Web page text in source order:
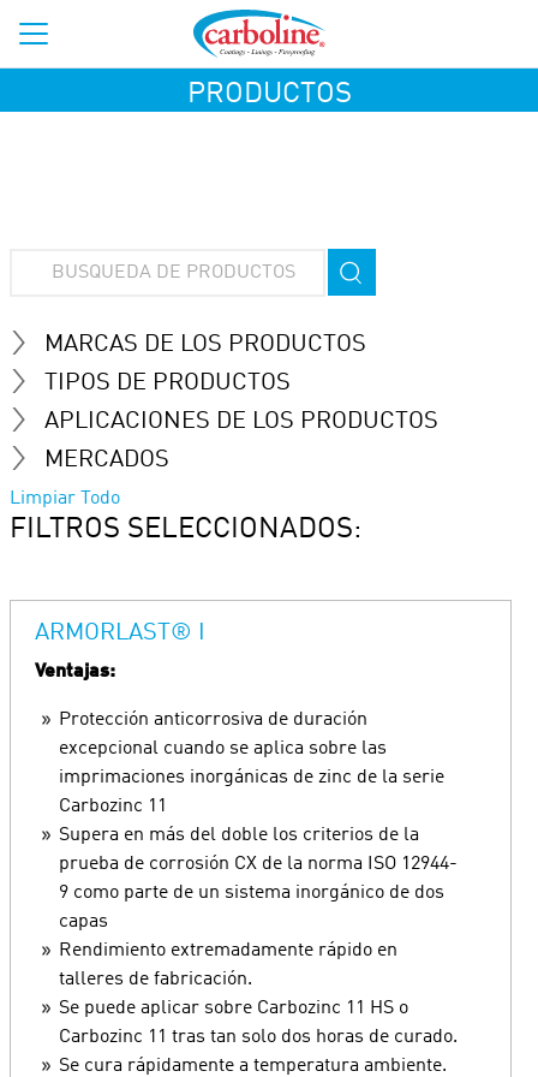
PRODUCTOS
MARCAS DE LOS PRODUCTOS
TIPOS DE PRODUCTOS
APLICACIONES DE LOS PRODUCTOS
MERCADOS
Limpiar Todo
FILTROS SELECCIONADOS:
ARMORLAST® I
Ventajas:
Protección anticorrosiva de duración
excepcional cuando se aplica sobre las
imprimaciones inorgánicas de zinc de la serie
Carbozinc 11
Supera en más del doble los criterios de la
prueba de corrosión CX de la norma ISO 12944-
9 como parte de un sistema inorgánico de dos
capas
Rendimiento extremadamente rápido en
talleres de fabricación.
Se puede aplicar sobre Carbozinc 11 HS o
Carbozinc 11 tras tan solo dos horas de curado.
Se cura rápidamente a temperatura ambiente.